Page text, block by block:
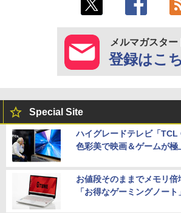
メルマガスター
登録はこ
Special Site
ハイグレードテレビ「
色彩美で映画＆ゲームが極
お値段そのままでメモリ
「お得なゲーミングノート